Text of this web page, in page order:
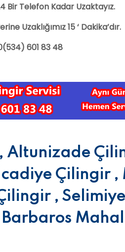
Bir Telefon Kadar Uzaktayız.
Uzaklığımız 15 ‘ Dakika’dır.
601 83 48
Çilingir
,